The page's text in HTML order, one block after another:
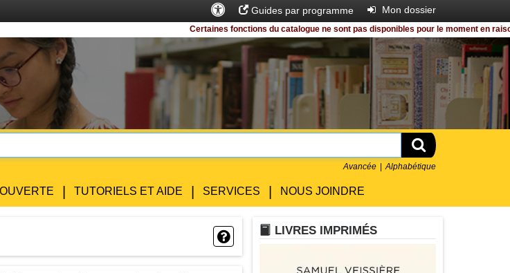
Rechercher
Accès
universel
Guides par programme Entrer
Mon dossier
Certaines fonctions du catalogue ne sont pas disponibles pour le moment en raison
Rechercher
Alphabétique
Avancée
TUTORIELS ET AIDE SERVICES NOUS JOINDRE
QuestionLIVRE
LIVRES IMPRIMÉS